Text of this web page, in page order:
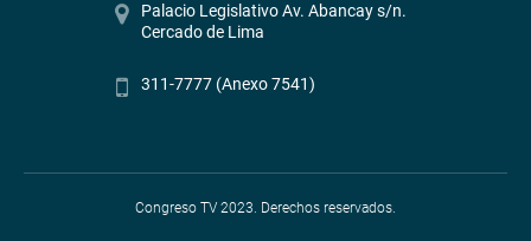
Palacio Legislativo Av. Abancay s/n.
Cercado de Lima
311-7777 (Anexo 7541)
Congreso TV 2023. Derechos reservados.